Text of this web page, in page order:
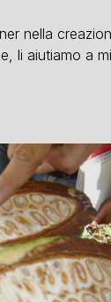
nella
li aiutiamo a